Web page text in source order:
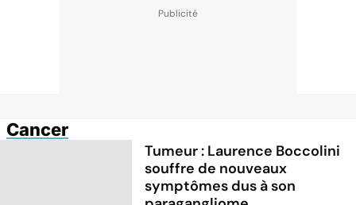
Cancer
Tumeur : Laurence Boccolini
souffre de nouveaux
symptômes dus à son